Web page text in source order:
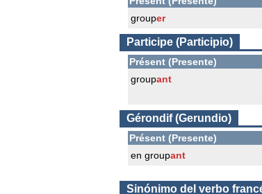
grouper
Participe (Participio)
Présent (Presente)
groupant
Gérondif (Gerundio)
Présent (Presente)
en groupant
Sinónimo del verbo